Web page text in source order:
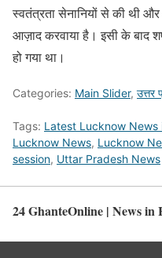
स्वतंत्रता सेनानियों से की थी
आज़ाद करवाया है। इसी के बाद
हो गया था।
Categories: Main Slider, उत्तर
Tags: Latest Lucknow News
Lucknow News, Lucknow
session, Uttar Pradesh News
24 GhanteOnline | News in